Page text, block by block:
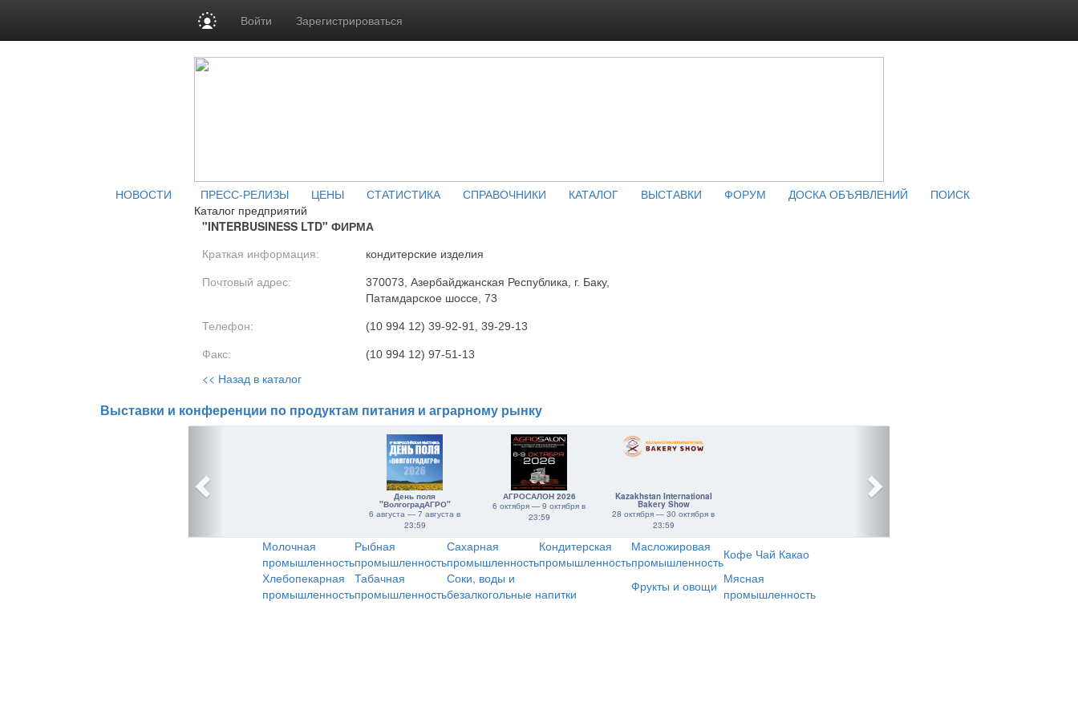
Войти Зарегистрироваться
НОВОСТИ ПРЕСС-РЕЛИЗЫ ЦЕНЫ СТАТИСТИКА СПРАВОЧНИКИ КАТАЛОГ ВЫСТАВКИ ФОРУМ ДОСКА ОБЪЯВЛЕНИЙ
ПОИСК
Каталог предприятий
"INTERBUSINESS LTD" ФИРМА
Краткая информация: кондитерские изделия
Почтовый адрес:
370073, Азербайджанская Республика, г. Баку,
Патамдарское шоссе, 73
Телефон: (10 994 12) 39-92-91, 39-29-13
Факс: (10 994 12) 97-51-13
<< Назад в каталог
Выставки и конференции по продуктам питания и аграрному рынку
День поля
"ВолгоградАГРО"
6 августа — 7 августа в
23:59
АГРОСАЛОН 2026
6 октября — 9 октября в
23:59
Kazakhstan International
Bakery Show
28 октября — 30 октября в
23:59
Молочная
промышленность
Рыбная
промышленность
Сахарная
промышленность
Кондитерская
промышленность
Масложировая
промышленностьКофе Чай Какао
Хлебопекарная
промышленность
Табачная
промышленность
Соки, воды и
безалкогольные напитки
Фрукты и овощи Мясная
промышленность